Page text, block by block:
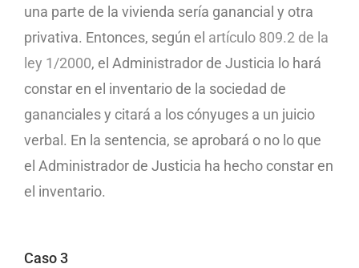
una parte de la vivienda sería ganancial y otra
privativa. Entonces, según el artículo 809.2 de la
ley 1/2000, el Administrador de Justicia lo hará
constar en el inventario de la sociedad de
gananciales y citará a los cónyuges a un juicio
verbal. En la sentencia, se aprobará o no lo que
el Administrador de Justicia ha hecho constar en
el inventario.
Caso 3